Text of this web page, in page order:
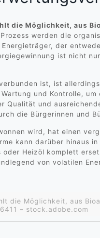
die Möglichkeit, aus
werden die
der
ist nicht
ist, ist
und Kontrolle,
und
die Bürgerinnen und
wird, hat einen
kann darüber hinaus
Heizöl komplett
von volatilen
die Möglichkeit, aus
– stock.adobe.com